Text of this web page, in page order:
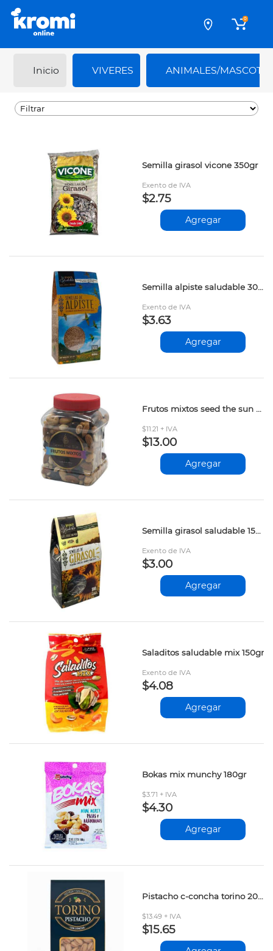
0
Inicio VIVERES ANIMALES/
Semilla girasol vicone 350gr
Exento de IVA
$2.75
Agregar
Semilla alpiste saludable 300gr
Exento de IVA
$3.63
Agregar
Frutos mixtos seed the sun 400gr
$11.21 + IVA
$13.00
Agregar
Semilla girasol saludable 150gr
Exento de IVA
$3.00
Agregar
Saladitos saludable mix 150gr
Exento de IVA
$4.08
Agregar
Bokas mix munchy 180gr
$3.71 + IVA
$4.30
Agregar
Pistacho c-concha torino 200gr
$13.49 + IVA
$15.65